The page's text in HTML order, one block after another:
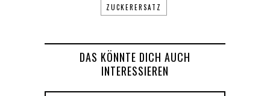
ZUCKERERSATZ
DAS KÖNNTE DICH AUCH
INTERESSIEREN